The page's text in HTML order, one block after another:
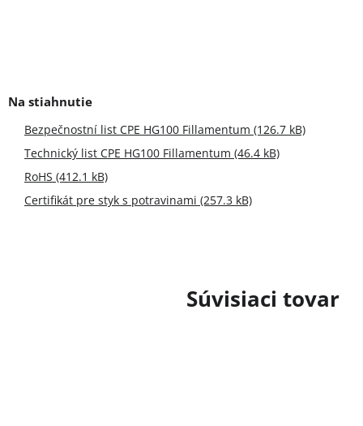
Súvisiaci tovar
Bezpečnostní list CPE HG100 Fillamentum (126.7 kB)
Technický list CPE HG100 Fillamentum (46.4 kB)
RoHS (412.1 kB)
Certifikát pre styk s potravinami (257.3 kB)